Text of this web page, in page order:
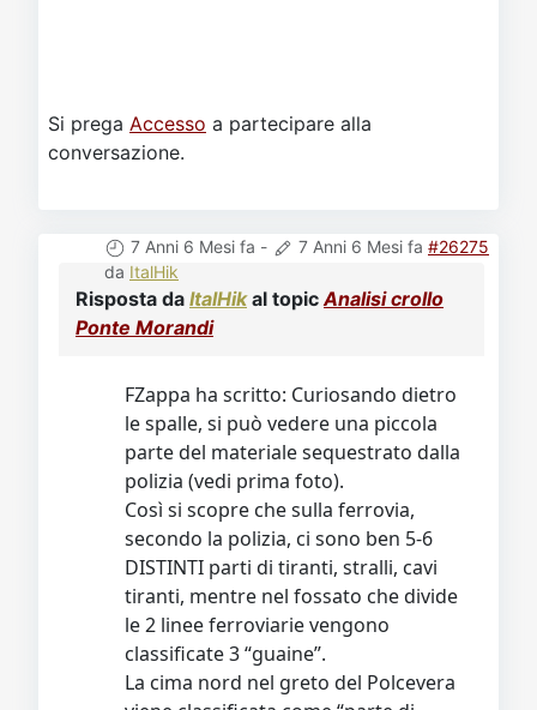
Si prega Accesso a partecipare alla
conversazione.
7 Anni 6 Mesi fa - 7 Anni 6 Mesi fa #26275
da ItalHik
Risposta da ItalHikal topicAnalisi crollo
Ponte Morandi
FZappa ha scritto: Curiosando dietro
le spalle, si può vedere una piccola
parte del materiale sequestrato dalla
polizia (vedi prima foto).
Così si scopre che sulla ferrovia,
secondo la polizia, ci sono ben 5-6
DISTINTI parti di tiranti, stralli, cavi
tiranti, mentre nel fossato che divide
le 2 linee ferroviarie vengono
classificate 3 “guaine”.
La cima nord nel greto del Polcevera